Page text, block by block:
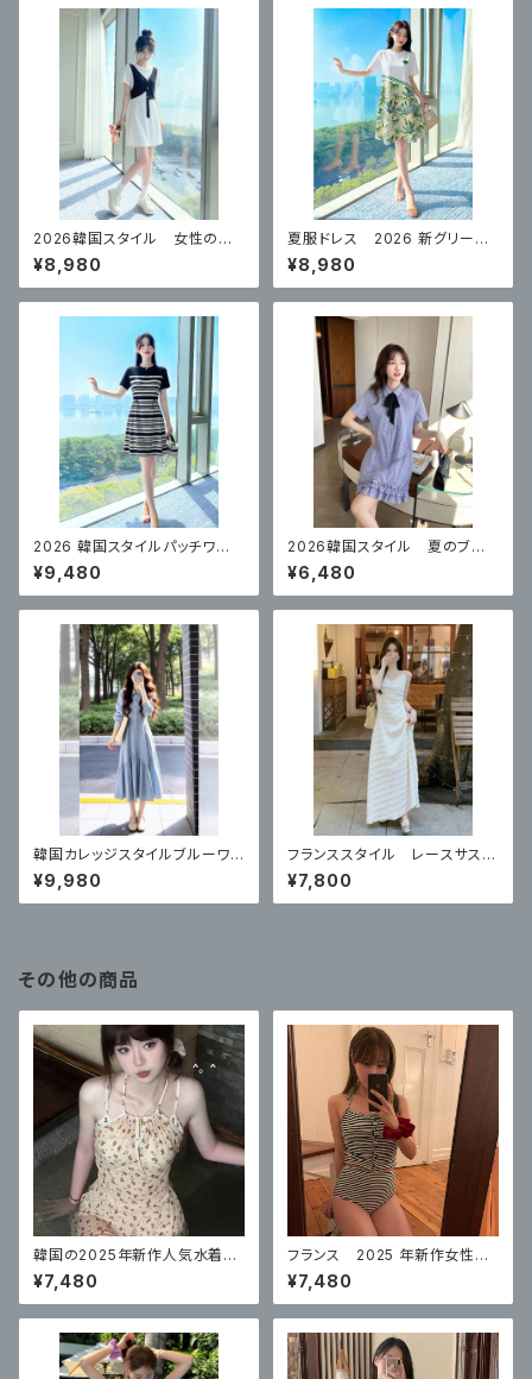
2026韓国スタイル 女性のた
めの夏の フェイクツーピース
スリムドレス
¥8,980
夏服ドレス 2026 新グリーン
ハイエンド スカート
¥8,980
2026 韓国スタイルパッチワー
クストライプワンピース
¥9,480
2026韓国スタイル 夏のブル
ーカレッジスタイルドレス
¥6,480
韓国カレッジスタイルブルーワン
ピース
¥9,980
フランススタイル レースサスペ
ンダードレス
¥7,800
その他の商品
韓国の2025年新作人気水着レ
ディースワンピーススカートスタ
イル
¥7,480
フランス 2025 年新作女性用
水着、ハイエンドスプリットスト
ライプハイウエストレトロセクシ
ー腹部カバー
¥7,480